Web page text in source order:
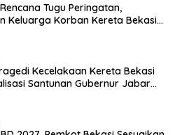
Tugu Peringatan,
Keluarga Korban Kereta Bekasi
Kecelakaan Kereta Bekasi
Santunan Gubernur Jabar